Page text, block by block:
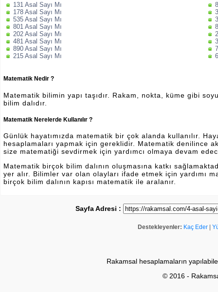
131 Asal Sayı Mı
178 Asal Sayı Mı
535 Asal Sayı Mı
801 Asal Sayı Mı
202 Asal Sayı Mı
481 Asal Sayı Mı
890 Asal Sayı Mı
215 Asal Sayı Mı
Matematik Nedir ?
Matematik bilimin yapı taşıdır. Rakam, nokta, küme gibi
bilim dalıdır.
Matematik Nerelerde Kullanılır ?
Günlük hayatımızda matematik bir çok alanda kullanılır.
hesaplamaları yapmak için gereklidir. Matematik denilince
size matematiği sevdirmek için yardımcı olmaya devam
Matematik birçok bilim dalının oluşmasına katkı
yer alır. Bilimler var olan olayları ifade etmek için yardımı
birçok bilim dalının kapısı matematik ile aralanır.
Sayfa Adresi :
Destekleyenler: Kaç Eder
Rakamsal hesaplamaların
© 2016 -